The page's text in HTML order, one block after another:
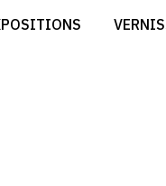
D'EXPO